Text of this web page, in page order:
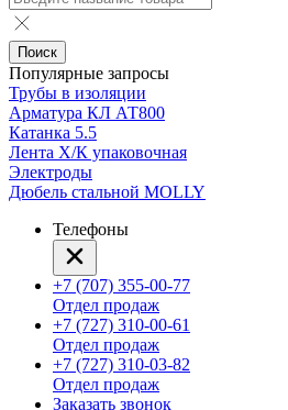
Поиск
Популярные запросы
Трубы в изоляции
Арматура КЛ АТ800
Катанка 5.5
Лента Х/К упаковочная
Электроды
Дюбель стальной MOLLY
Телефоны
+7 (707) 355-00-77
Отдел продаж
+7 (727) 310-00-61
Отдел продаж
+7 (727) 310-03-82
Отдел продаж
Заказать звонок